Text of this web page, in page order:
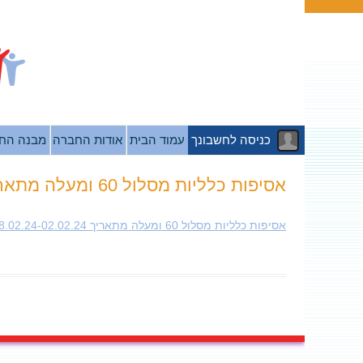
כניסה לחשבונך עמוד הבית אודות החברה מבנה
אסיפות כלליות מסלול 60 ומעלה מתאריך 08.02.24-02.02.24
אסיפות כלליות מסלול 60 ומעלה מתאריך 08.02.24-02.02.24